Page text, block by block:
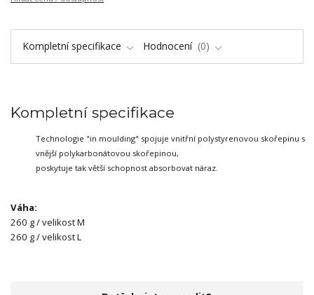
Kompletní specifikace Hodnocení 0
Kompletní specifikace
Technologie "in moulding" spojuje vnitřní polystyrenovou skořepinu s
vnější polykarbonátovou skořepinou,
poskytuje tak větší schopnost absorbovat náraz.
Váha:
260 g / velikost M
260 g / velikost L